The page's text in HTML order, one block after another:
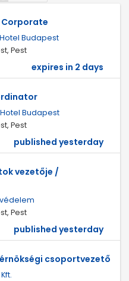
Corporate
Budapest
Pest
expires in 2 days
Budapest
Pest
published yesterday
vezetője /
Pest
published yesterday
csoportvezető